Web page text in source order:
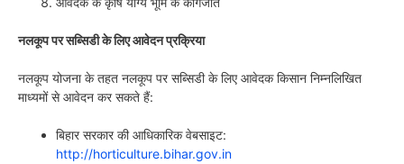
नलकूप पर सब्सिडी के लिए आवेदन प्रक्रिया
नलकूप योजना के तहत नलकूप पर सब्सिडी के लिए आवेदक किसान निम्नलिखित
माध्यमों से आवेदन कर सकते हैं:
बिहार सरकार की आधिकारिक वेबसाइट:
http://horticulture.bihar.gov.in